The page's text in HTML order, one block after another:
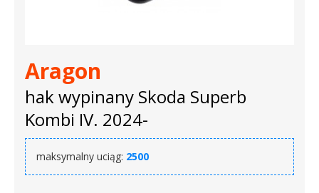
Aragon
hak wypinany Skoda Superb
Kombi IV. 2024-
maksymalny uciąg: 2500